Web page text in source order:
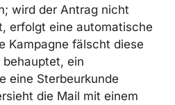
wird der Antrag nicht
erfolgt eine automatische
Kampagne fälscht diese
ein
eine Sterbeurkunde
die Mail mit einem